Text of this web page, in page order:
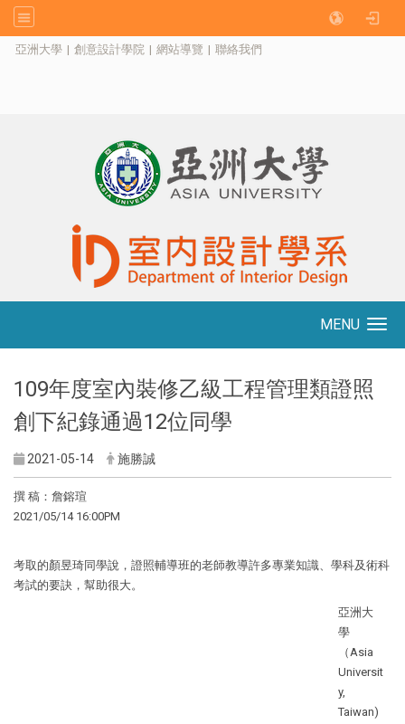
亞洲大學 | 創意設計學院 | 網站導覽 | 聯絡我們
MENU
109年度室內裝修乙級工程管理類證照
創下紀錄通過12位同學
2021-05-14 施勝誠
撰 稿：詹鎔瑄
2021/05/14 16:00PM
考取的顏昱琦同學說，證照輔導班的老師教導許多專業知識、學科及術科
考試的要訣，幫助很大。
亞洲大
學
（Asia
Universit
y,
Taiwan)